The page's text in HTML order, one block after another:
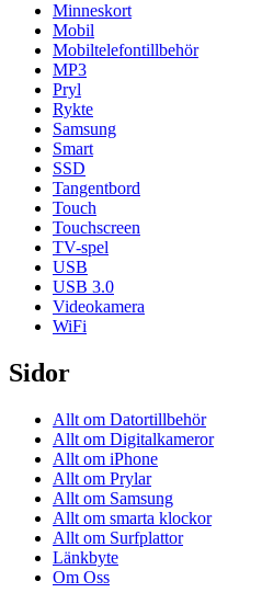
Minneskort
Mobil
Mobiltelefontillbehör
MP3
Pryl
Rykte
Samsung
Smart
SSD
Tangentbord
Touch
Touchscreen
TV-spel
USB
USB 3.0
Videokamera
WiFi
Sidor
Allt om Datortillbehör
Allt om Digitalkameror
Allt om iPhone
Allt om Prylar
Allt om Samsung
Allt om smarta klockor
Allt om Surfplattor
Länkbyte
Om Oss